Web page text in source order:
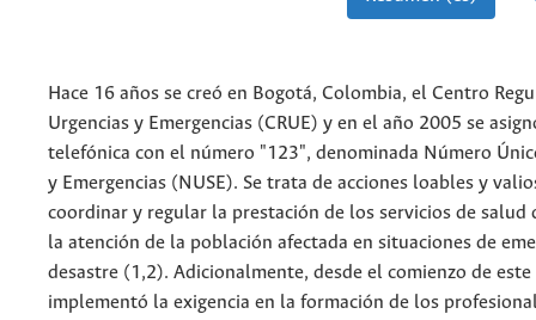
Hace 16 años se creó en Bogotá, Colombia, el Centro
Urgencias y Emergencias (CRUE) y en el año 2005 se
telefónica con el número "123", denominada Número
y Emergencias (NUSE). Se trata de acciones loables y
coordinar y regular la prestación de los servicios de salud
la atención de la población afectada en situaciones de
desastre (1,2). Adicionalmente, desde el comienzo de
implementó la exigencia en la formación de los